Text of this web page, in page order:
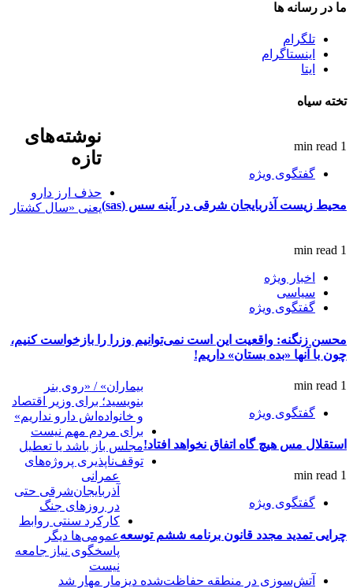
ما در رسانه ها
تلگرام
اینستاگرام
ایتا
تخته سیاه
1 min read
گفتگوی ویژه
محیط زیست آذربایجان شرقی در آینه سس (sas)
1 min read
اخبار ویژه
سیاسی
گفتگوی ویژه
محسن زنگنه: واقعیت این است نمی‌توانیم وزرا را بازخواست کنیم،
چون با آنها «بده بستان» داریم!
1 min read
گفتگوی ویژه
استقلال مس هیچ گاه اتفاق نخواهد افتاد!
1 min read
گفتگوی ویژه
چرایی تمدید مجدد قانون برنامه ششم توسعه
نوشته‌های
تازه
حذف ارز دارو
یعنی «سال کشتار
بیماران» / «روی بنر
بنویسید؛ برای وزیر اقتصاد
و خانواده‌اش دارو نداریم»
برای مردم مهم نیست
مجلس باز باشد یا تعطیل
توقف‌ناپذیری پروژه‌های
عمرانی
آذربایجان‌شرقی حتی
در روزهای جنگ
کارکرد سنتی روابط
عمومی‌ها دیگر
پاسخگوی نیاز جامعه
نیست
آتش‌سوزی در منطقه حفاظت‌شده دیزمار مهار شد